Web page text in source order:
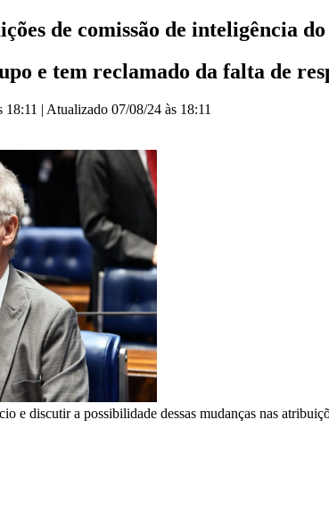
de comissão de inteligência do
e tem reclamado da falta de
18:11 | Atualizado 07/08/24 às 18:11
e discutir a possibilidade dessas mudanças nas